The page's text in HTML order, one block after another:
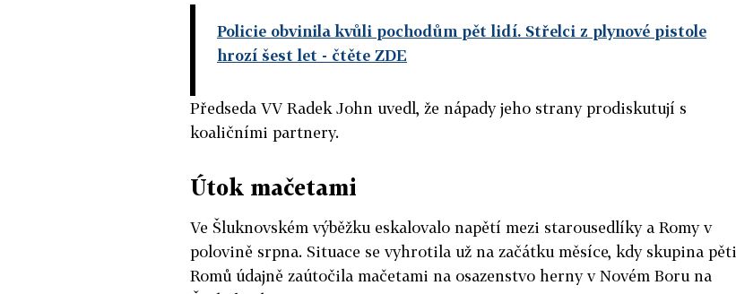
Policie obvinila kvůli pochodům pět lidí. Střelci z plynové pistole
hrozí šest let - čtěte ZDE
Předseda VV Radek John uvedl, že nápady jeho strany prodiskutují s
koaličními partnery.
Útok mačetami
Ve Šluknovském výběžku eskalovalo napětí mezi starousedlíky a Romy v
polovině srpna. Situace se vyhrotila už na začátku měsíce, kdy skupina pěti
Romů údajně zaútočila mačetami na osazenstvo herny v Novém Boru na